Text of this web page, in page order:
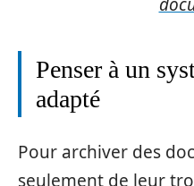
Penser à un
adapté
Pour archiver des
seulement de leur